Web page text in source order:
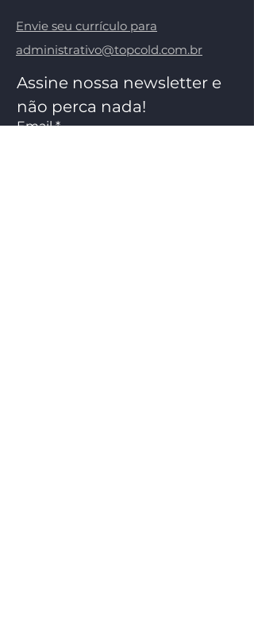
Envie seu currículo para
administrativo@topcold.com.br
Assine nossa newsletter e
não perca nada!
Email *